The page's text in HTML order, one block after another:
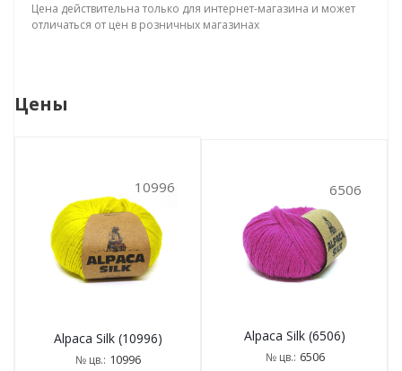
Цена действительна только для интернет-магазина и может
отличаться от цен в розничных магазинах
Цены
10996
Alpaca Silk (10996)
№ цв.: 10996
6506
Alpaca Silk (6506)
№ цв.: 6506